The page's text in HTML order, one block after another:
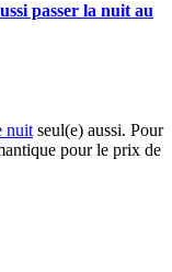
passer la nuit au
nuitseul(e) aussi. Pour
pour le prix de